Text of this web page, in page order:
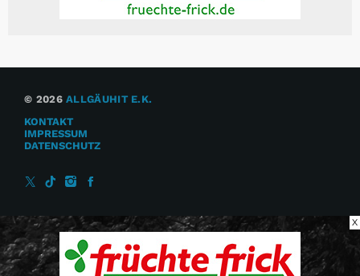
© 2026ALLGÄUHIT E.K.
KONTAKT
IMPRESSUM
DATENSCHUTZ
X